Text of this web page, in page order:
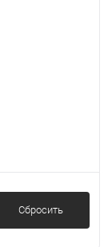
Сбросить